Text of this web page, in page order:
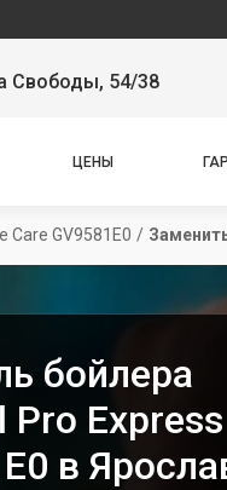
Свободы, 54/38
ЦЕНЫ
Care GV9581E0 /
бойлера
Pro Express
в